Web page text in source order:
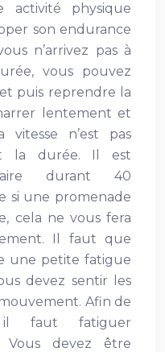
activité physique
son endurance
n’arrivez pas à
vous pouvez
puis reprendre la
lentement et
vitesse n’est pas
la durée. Il est
durant 40
si une promenade
cela ne vous fera
Il faut que
une petite fatigue
devez sentir les
Afin de
il faut fatiguer
Vous devez être